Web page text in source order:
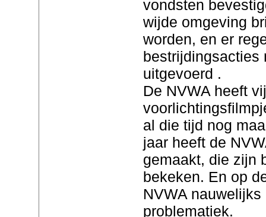
vondsten
wijde omgeving
worden, en er
bestrijdingsacties
uitgevoerd .
De NVWA heeft
al die tijd nog
jaar heeft de
gemaakt, die zijn
bekeken. En op
NVWA
problematiek.